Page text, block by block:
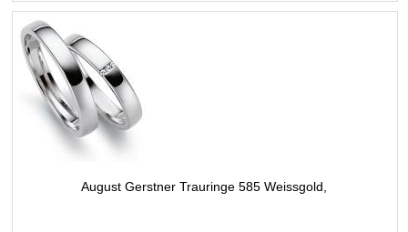
August Gerstner Trauringe 585 Weissgold,